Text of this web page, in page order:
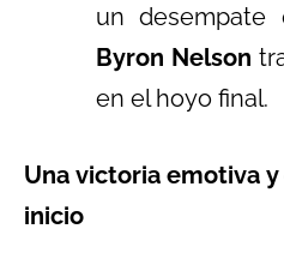
un
Byron Nelson
en el hoyo final.
Una victoria emotiva
inicio